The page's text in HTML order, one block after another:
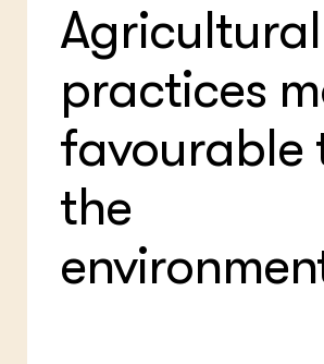
Agricultural
practices
favourable
the